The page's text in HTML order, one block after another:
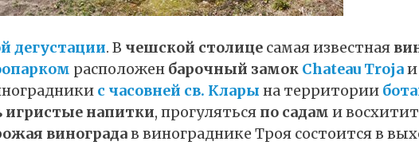
дегустации. В чешской столице самая известная
расположен барочный замок Chateau Troja
с часовней св. Клары на территории
игристые напитки, прогуляться по садам и
виноградав винограднике Троя состоится в